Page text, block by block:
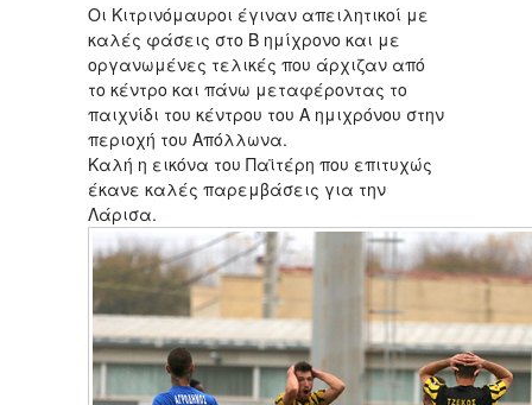
Οι Κιτρινόμαυροι έγιναν απειλητικοί με
καλές φάσεις στο Β ημίχρονο και με
οργανωμένες τελικές που άρχιζαν από
το κέντρο και πάνω μεταφέροντας το
παιχνίδι του κέντρου του Α ημιχρόνου στην
περιοχή του Απόλλωνα.
Καλή η εικόνα του Παϊτέρη που επιτυχώς
έκανε καλές παρεμβάσεις για την
Λάρισα.